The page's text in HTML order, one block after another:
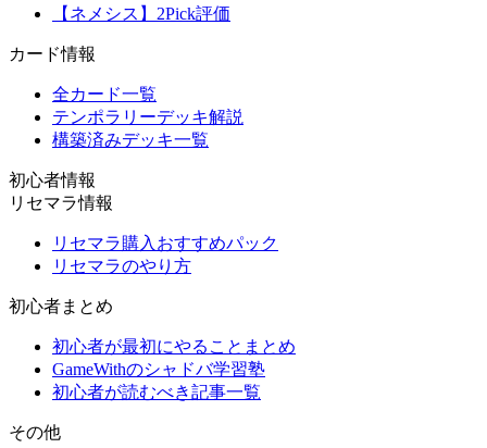
【ネメシス】2Pick評価
カード情報
全カード一覧
テンポラリーデッキ解説
構築済みデッキ一覧
初心者情報
リセマラ情報
リセマラ購入おすすめパック
リセマラのやり方
初心者まとめ
初心者が最初にやることまとめ
GameWithのシャドバ学習塾
初心者が読むべき記事一覧
その他